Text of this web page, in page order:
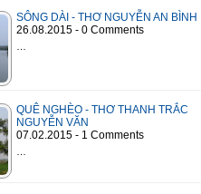
SÔNG DÀI - THƠ NGUYỄN AN BÌNH
26.08.2015 - 0 Comments
QUÊ NGHÈO - THƠ THANH TRẮC
NGUYỄN VĂN
07.02.2015 - 1 Comments